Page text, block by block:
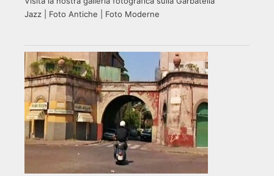
Jazz | Foto Antiche | Foto Moderne